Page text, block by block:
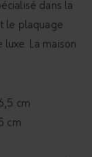
dans la
le plaquage
La maison
cm
cm